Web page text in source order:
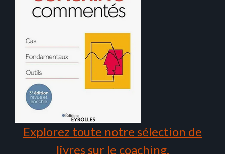
Explorez toute notre sélection de
livres sur le coaching.